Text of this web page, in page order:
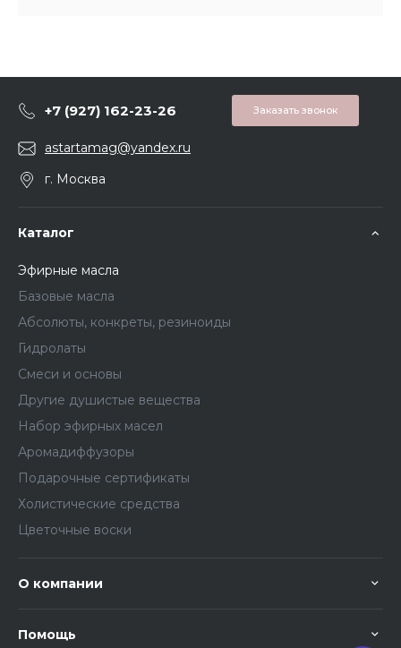
+7 (927) 162-23-26 Заказать звонок
astartamag@yandex.ru
г. Москва
Каталог
Эфирные масла
Базовые масла
Абсолюты, конкреты, резиноиды
Гидролаты
Смеси и основы
Другие душистые вещества
Набор эфирных масел
Аромадиффузоры
Подарочные сертификаты
Холистические средства
Цветочные воски
О компании
Помощь